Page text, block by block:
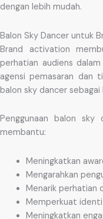
dengan lebih mudah.
Balon Sky Dancer untuk
Brand activation
perhatian audiens
agensi pemasaran dan
balon sky dancer
Penggunaan balon
membantu:
Meningkatkan
Mengarahkan
Menarik perhatian
Memperkuat
Meningkatkan